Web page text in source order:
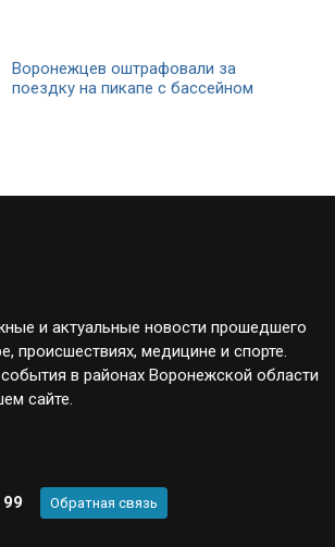
Воронежцев оштрафовали за
поездку на пикапе с бассейном
и актуальные новости прошедшего
происшествиях, медицине и спорте.
в районах Воронежской области
сайте.
Обратная связь